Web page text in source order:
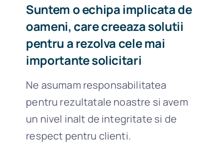
Suntem o echipa implicata de
oameni, care creeaza solutii
pentru a rezolva cele mai
importante solicitari
Ne asumam responsabilitatea
pentru rezultatale noastre si avem
un nivel inalt de integritate si de
respect pentru clienti.